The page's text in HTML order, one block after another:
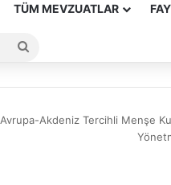
TÜM MEVZUATLAR
Akdeniz Tercihli Menşe